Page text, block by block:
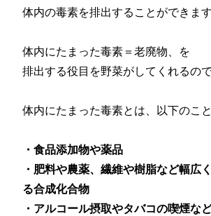
体内の毒素を排出することができます
体内にたまった毒素＝老廃物、を
排出する役目を野菜がしてくれるので
体内にたまった毒素とは、以下のこ
・食品添加物や薬品
・肥料や農薬、繊維や樹脂など幅広
る合成化合物
・アルコール摂取やタバコの喫煙な